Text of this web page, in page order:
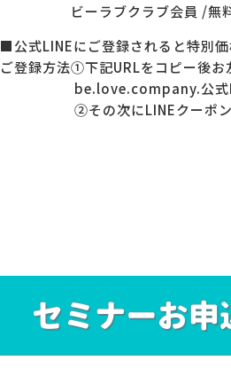
ビーラブクラブ会員 /無
■公式LINEにご登録されると特別価
ご登録方法①下記URLをコピー後お
be.love.company.公式
②その次にLINEクーポンを